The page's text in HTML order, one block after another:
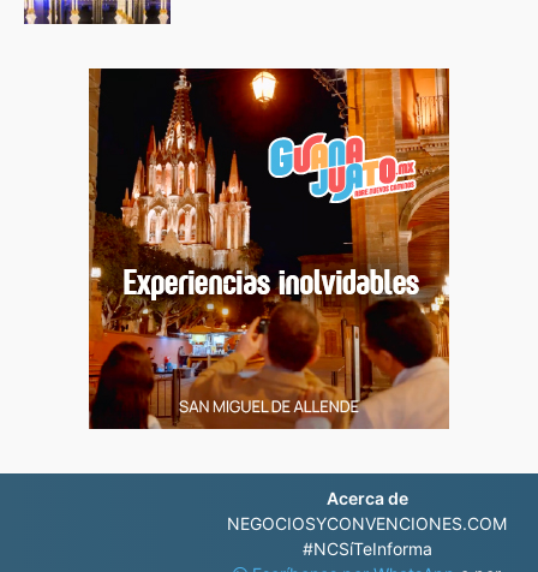
Acerca de
NEGOCIOSYCONVENCIONES.COM
#NCSíTeInforma